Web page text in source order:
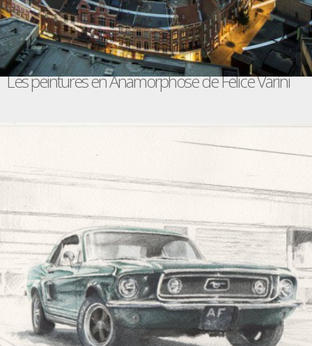
Les peintures en Anamorphose de Felice Varini